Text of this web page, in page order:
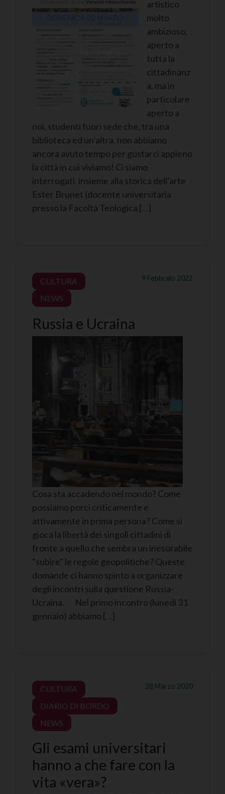
artistico
molto
ambizioso,
aperto a
tutta la
cittadinanz
a, ma in
particolare
aperto a
noi, studenti fuori sede che, tra una
biblioteca ed un’altra, non abbiamo
ancora avuto tempo per gustarci appieno
la città in cui viviamo! Ci siamo
interrogati, insieme alla storica dell’arte
Ester Brunet (docente universitaria
presso la Facoltà Teologica […]
9 Febbraio 2022
CULTURA
NEWS
Russia e Ucraina
Cosa sta accadendo nel mondo? Come
possiamo porci criticamente e
attivamente in prima persona? Come si
gioca la libertà dei singoli cittadini di
fronte a quello che sembra un inesorabile
“subire” le regole geopolitiche? Queste
domande ci hanno spinto a organizzare
degli incontri sulla questione Russia-
Ucraina. Nel primo incontro (lunedì 31
gennaio) abbiamo […]
28 Marzo 2020
CULTURA
DIARIO DI BORDO
NEWS
Gli esami universitari
hanno a che fare con la
vita «vera»?